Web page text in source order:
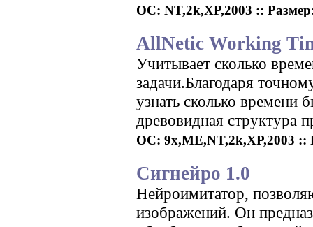
ОС: NT,2k,XP,2003 ::
AllNetic Working
Учитывает сколько
задачи.Благодаря
узнать сколько времени
древовидная структура
ОС: 9x,ME,NT,2k,XP,2003 ::
Сигнейро 1.0
Нейроимитатор,
изображений. Он